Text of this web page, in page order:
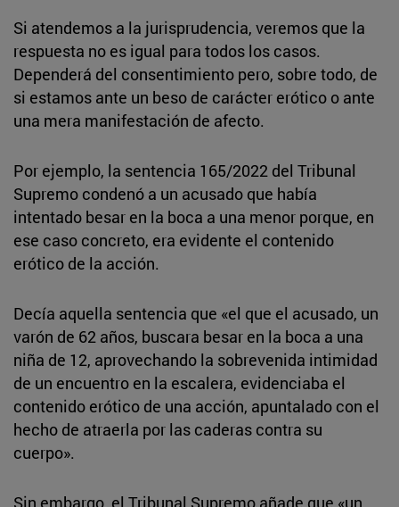
Si atendemos a la jurisprudencia, veremos que la
respuesta no es igual para todos los casos.
Dependerá del consentimiento pero, sobre todo, de
si estamos ante un beso de carácter erótico o ante
una mera manifestación de afecto.
Por ejemplo, la sentencia 165/2022 del Tribunal
Supremo condenó a un acusado que había
intentado besar en la boca a una menor porque, en
ese caso concreto, era evidente el contenido
erótico de la acción.
Decía aquella sentencia que «el que el acusado, un
varón de 62 años, buscara besar en la boca a una
niña de 12, aprovechando la sobrevenida intimidad
de un encuentro en la escalera, evidenciaba el
contenido erótico de una acción, apuntalado con el
hecho de atraerla por las caderas contra su
cuerpo».
Sin embargo, el Tribunal Supremo añade que «un